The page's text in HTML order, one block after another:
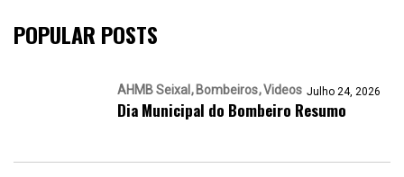
POPULAR POSTS
AHMB Seixal Bombeiros Videos Julho 24, 2026
Dia Municipal do Bombeiro Resumo